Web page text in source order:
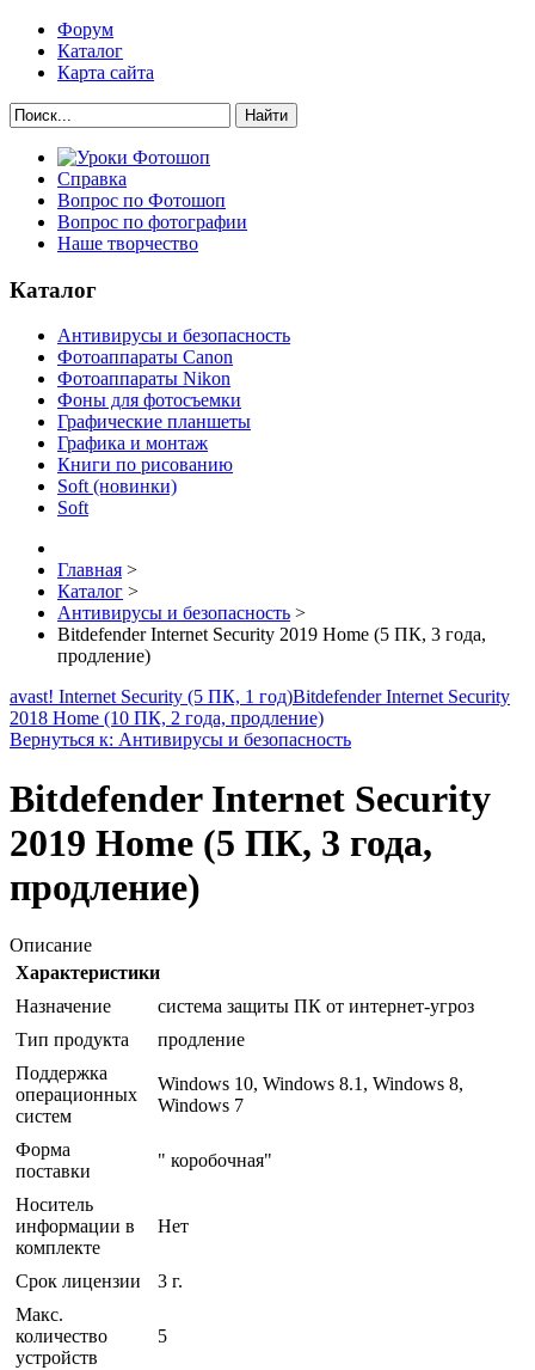
Форум
Каталог
Карта сайта
Найти
Справка
Вопрос по Фотошоп
Вопрос по фотографии
Наше творчество
Каталог
Антивирусы и безопасность
Фотоаппараты Canon
Фотоаппараты Nikon
Фоны для фотосъемки
Графические планшеты
Графика и монтаж
Книги по рисованию
Soft (новинки)
Soft
Главная >
Каталог >
Антивирусы и безопасность >
Bitdefender Internet Security 2019 Home (5 ПК, 3 года,
продление)
avast! Internet Security (5 ПК, 1 год)Bitdefender Internet Security
2018 Home (10 ПК, 2 года, продление)
Вернуться к: Антивирусы и безопасность
Bitdefender Internet Security
2019 Home (5 ПК, 3 года,
продление)
Описание
Характеристики
Назначение
система защиты ПК от интернет-угроз
Тип продукта
продление
Поддержка
операционных
систем
Windows 10, Windows 8.1, Windows 8,
Windows 7
Форма
поставки
" коробочная"
Носитель
информации в
комплекте
Нет
Срок лицензии
3 г.
Макс.
количество
устройств
5